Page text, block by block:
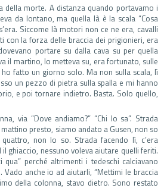
della morte. A distanza quando portavamo i
da lontano, ma quella là è la scala “Cosa
Siccome là motori non ce ne era, cavalli
con la forza delle braccia dei prigionieri, era
portare su dalla cava su per quella
il martino, lo metteva su, era fortunato, sulle
fatto un giorno solo. Ma non sulla scala, lì
un pezzo di pietra sulla spalla e mi hanno
e poi tornare indietro. Basta. Solo quello,
via “Dove andiamo?” “Chi lo sa”. Strada
presto, siamo andato a Gusen, non so
non lo so. Strada facendo lì, c’era
ghiaccio, nessuno voleva aiutare quelli feriti.
qua” perché altrimenti i tedeschi calciavano
anche io ad aiutarli, “Mettimi le braccia
della colonna, stavo dietro. Sono restato